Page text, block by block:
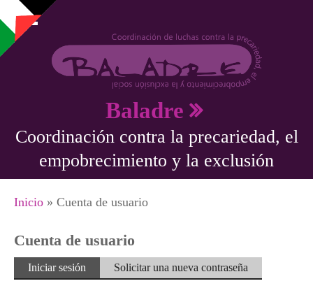
Pasar al contenido principal
Baladre
Coordinación contra la precariedad, el
empobrecimiento y la exclusión
Se encuentra usted aquí
Inicio » Cuenta de usuario
Cuenta de usuario
Solapas principales
Iniciar sesión (solapaSolicitar una nueva contraseña